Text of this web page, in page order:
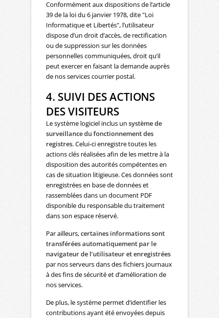
Conformément aux dispositions de l’article
39 de la loi du 6 janvier 1978, dite "Loi
Informatique et Libertés", l’utilisateur
dispose d’un droit d’accès, de rectification
ou de suppression sur les données
personnelles communiquées, droit qu’il
peut exercer en faisant la demande auprès
de nos services courrier postal.
4. SUIVI DES ACTIONS
DES VISITEURS
Le système logiciel inclus un système de
surveillance du fonctionnement des
registres. Celui-ci enregistre toutes les
actions clés réalisées afin de les mettre à la
disposition des autorités compétentes en
cas de situation litigieuse. Ces données sont
enregistrées en base de données et
rassemblées dans un document PDF
disponible du responsable du traitement
dans son espace réservé.
Par ailleurs,certaines informations sont
transférées automatiquement par le
navigateur de l’utilisateur et enregistrées
par nos serveurs dans des fichiers journaux
à des fins de sécurité et d’amélioration de
nos services.
De plus, le système permet d’identifier les
contributions ayant été envoyées depuis